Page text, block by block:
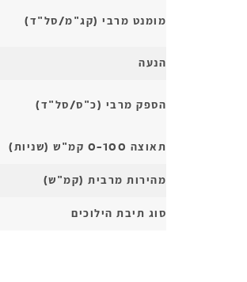
מומנט מרבי (קג"מ/סל"ד)
הנעה
הספק מרבי (כ"ס/סל"ד)
תאוצה 0-100 קמ"ש (שניות)
מהירות מרבית (קמ"ש)
סוג תיבת הילוכים